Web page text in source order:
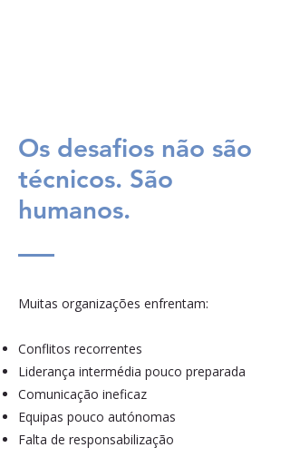
Os desafios não são
técnicos. São
humanos.
Muitas organizações enfrentam:
Conflitos recorrentes
Liderança intermédia pouco preparada
Comunicação ineficaz
Equipas pouco autónomas
Falta de responsabilização